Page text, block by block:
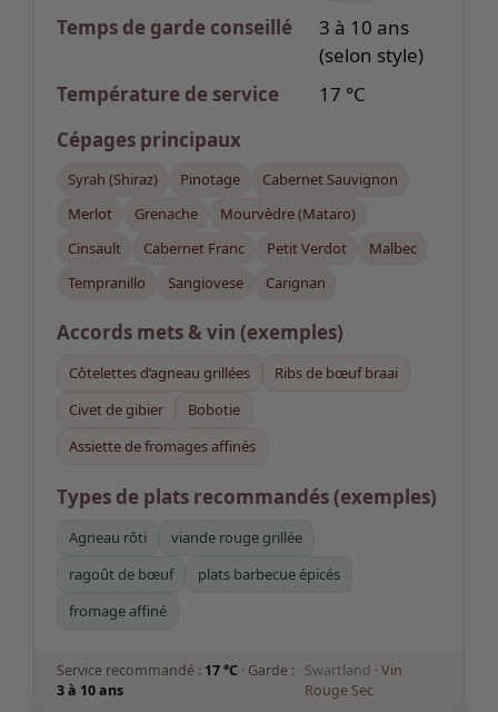
Temps de garde conseillé
3 à 10 ans
(selon style)
Température de service
17 °C
Cépages principaux
Syrah (Shiraz) Pinotage
Cabernet Sauvignon
Merlot
Grenache
Mourvèdre (Mataro)
Cinsault
Cabernet Franc Petit Verdot
Malbec
Tempranillo
Sangiovese Carignan
Accords mets & vin (exemples)
Côtelettes d’agneau grillées
Ribs de bœuf braai
Civet de gibier
Bobotie
Assiette de fromages affinés
Types de plats recommandés (exemples)
Agneau rôti
viande rouge grillée
ragoût de bœuf
plats barbecue épicés
fromage affiné
Service recommandé : 17 °C · Garde :
3 à 10 ans
Swartland · Vin
Rouge Sec